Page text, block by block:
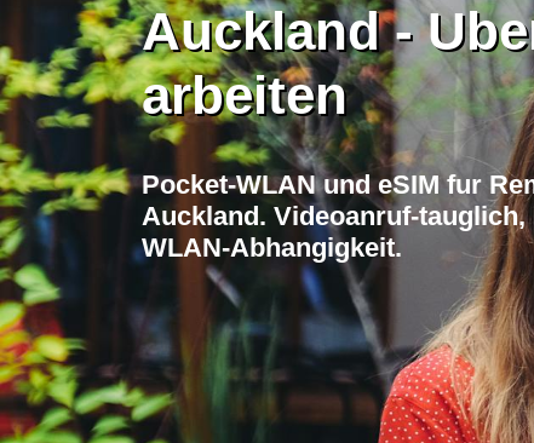
Auckland -
arbeiten
Pocket-WLAN und eSIM fur
Auckland. Videoanruf-
WLAN-Abhangigkeit.